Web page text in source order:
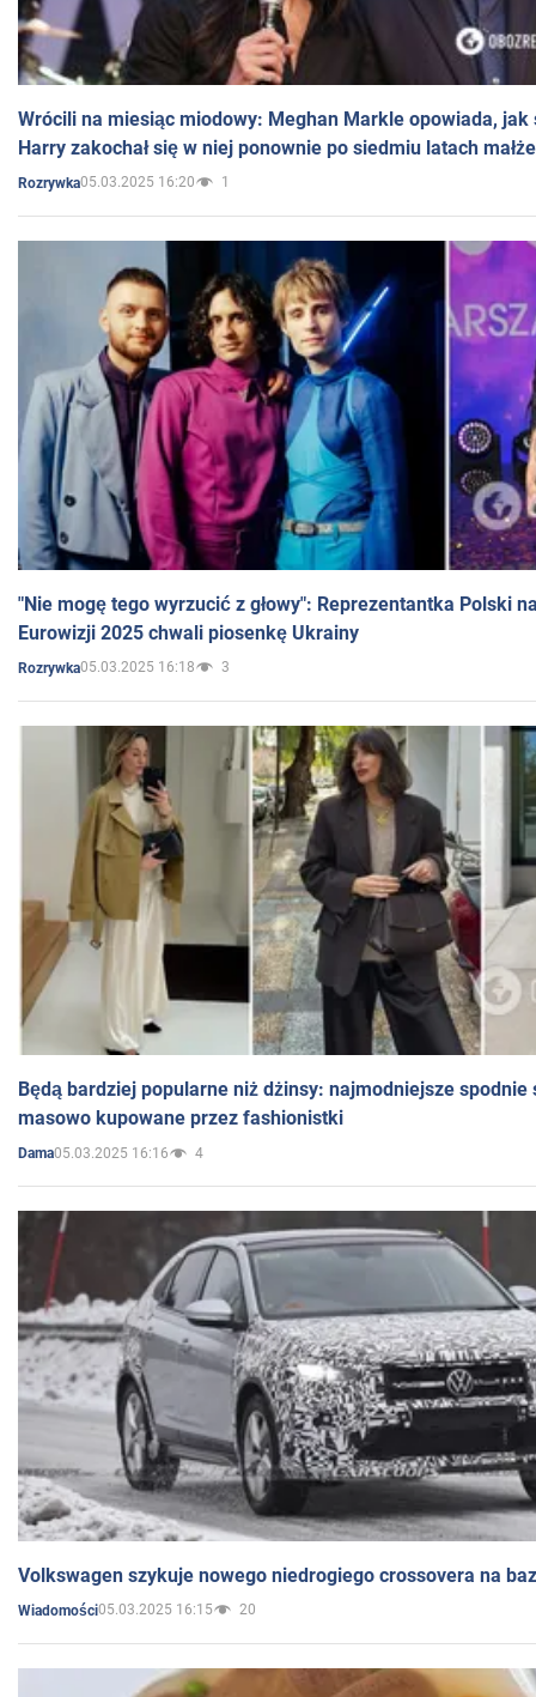
Wrócili na miesiąc miodowy: Meghan Markle opowiada, jak
Harry zakochał się w niej ponownie po siedmiu latach
Rozrywka05.03.2025 16:20 1
"Nie mogę tego wyrzucić z głowy": Reprezentantka Polski
Eurowizji 2025 chwali piosenkę Ukrainy
Rozrywka05.03.2025 16:18 3
Będą bardziej popularne niż dżinsy: najmodniejsze spodnie
masowo kupowane przez fashionistki
Dama05.03.2025 16:16 4
Volkswagen szykuje nowego niedrogiego crossovera na
Wiadomości05.03.2025 16:15 20